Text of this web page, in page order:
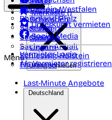
Nordrhein-Westfalen
Rheinland Pfalz
Saarland
Sachsen
Sachsen-Anhalt
Schleswig-Holstein
Thüringen
Portugal
Schweden
Schweiz
Spanien
Ungarn
Merkliste ()
Unterkunft vermieten
Social Media
Vermieter-Login
Als Vermieter registrieren
Menü
Menü schließen
Last-Minute Angebote
Deutschland